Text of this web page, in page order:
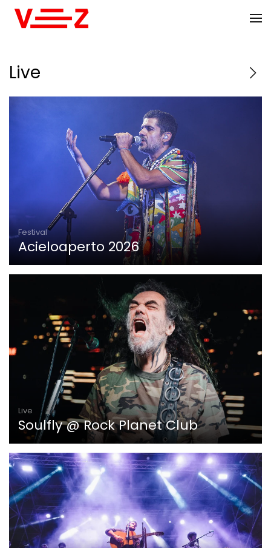
Live
Festival
Acieloaperto 2026
Live
Soulfly @ Rock Planet Club